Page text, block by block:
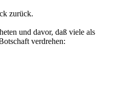
zurück.
und davor, daß viele als
verdrehen: